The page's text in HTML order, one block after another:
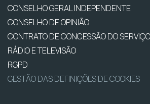
CONSELHO GERAL INDEPENDENTE
CONSELHO DE OPINIÃO
CONTRATO DE CONCESSÃO DO
RÁDIO E TELEVISÃO
RGPD
GESTÃO DAS DEFINIÇÕES DE COOKIES